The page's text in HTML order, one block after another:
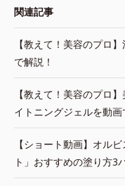
関連記事
【教えて！美容のプロ
で解説！
【教えて！美容のプロ
イトニングジェルを動画
【ショート動画】オル
ト」おすすめの塗り方3